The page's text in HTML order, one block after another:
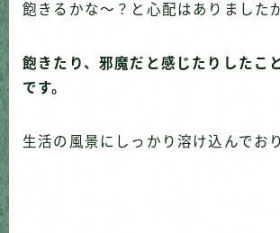
飽きるかな〜？と心配はありました
飽きたり、邪魔だと感じたりしたこ
です。
生活の風景にしっかり溶け込んでお